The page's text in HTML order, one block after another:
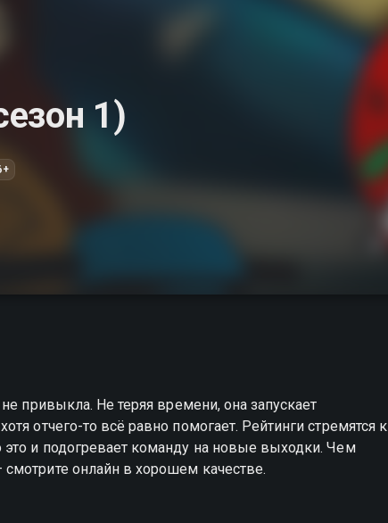
1)
привыкла. Не теряя времени, она запускает
отчего-то всё равно помогает. Рейтинги стремятся к
и подогревает команду на новые выходки. Чем
онлайн в хорошем качестве.
вы можете совершенно бесплатно в хорошем HD